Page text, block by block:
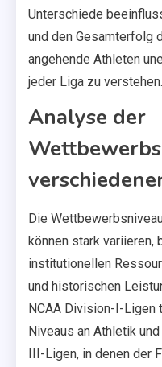
Unterschiede
und den Gesamterfolg
angehende Athleten
jeder Liga zu verstehen.
Analyse der
Die
können stark variieren,
institutionellen
und historischen
NCAA Division-I-Ligen
Niveaus an Athletik
III-Ligen, in denen der